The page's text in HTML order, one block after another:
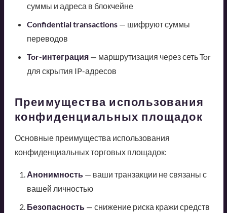
суммы и адреса в блокчейне
Confidential transactions— шифруют суммы
переводов
Tor-интеграция— маршрутизация через сеть Tor
для скрытия IP-адресов
Преимущества использования
конфиденциальных площадок
Основные преимущества использования
конфиденциальных торговых площадок:
Анонимность— ваши транзакции не связаны с
вашей личностью
Безопасность— снижение риска кражи средств